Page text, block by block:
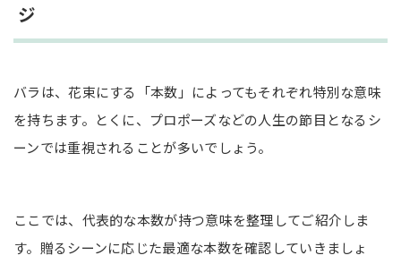
ジ
バラは、花束にする「本数」によってもそれぞれ特別な意味
を持ちます。とくに、プロポーズなどの人生の節目となるシ
ーンでは重視されることが多いでしょう。
ここでは、代表的な本数が持つ意味を整理してご紹介しま
す。贈るシーンに応じた最適な本数を確認していきましょ